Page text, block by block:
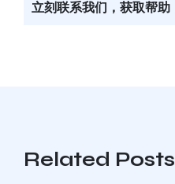
立刻联系我们，获取帮助
Related Posts